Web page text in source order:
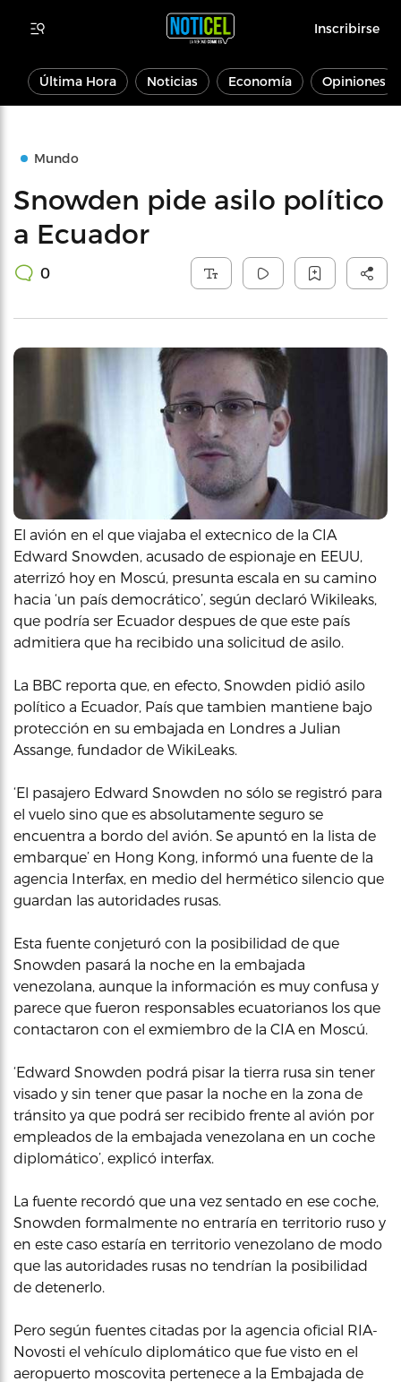
Inscribirse
Última Hora Noticias Economía Opiniones
Mundo
Snowden pide asilo político
a Ecuador
0
El avión en el que viajaba el extecnico de la CIA
Edward Snowden, acusado de espionaje en EEUU,
aterrizó hoy en Moscú, presunta escala en su camino
hacia ‘un país democrático’, según declaró Wikileaks,
que podría ser Ecuador despues de que este país
admitiera que ha recibido una solicitud de asilo.
La BBC reporta que, en efecto, Snowden pidió asilo
político a Ecuador, País que tambien mantiene bajo
protección en su embajada en Londres a Julian
Assange, fundador de WikiLeaks.
‘El pasajero Edward Snowden no sólo se registró para
el vuelo sino que es absolutamente seguro se
encuentra a bordo del avión. Se apuntó en la lista de
embarque’ en Hong Kong, informó una fuente de la
agencia Interfax, en medio del hermético silencio que
guardan las autoridades rusas.
Esta fuente conjeturó con la posibilidad de que
Snowden pasará la noche en la embajada
venezolana, aunque la información es muy confusa y
parece que fueron responsables ecuatorianos los que
contactaron con el exmiembro de la CIA en Moscú.
‘Edward Snowden podrá pisar la tierra rusa sin tener
visado y sin tener que pasar la noche en la zona de
tránsito ya que podrá ser recibido frente al avión por
empleados de la embajada venezolana en un coche
diplomático’, explicó interfax.
La fuente recordó que una vez sentado en ese coche,
Snowden formalmente no entraría en territorio ruso y
en este caso estaría en territorio venezolano de modo
que las autoridades rusas no tendrían la posibilidad
de detenerlo.
Pero según fuentes citadas por la agencia oficial RIA-
Novosti el vehículo diplomático que fue visto en el
aeropuerto moscovita pertenece a la Embajada de